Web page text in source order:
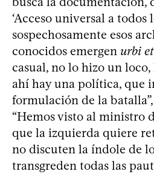
‘Acceso universal a todos
sospechosamente esos
conocidos emergen urbi
casual, no lo hizo un
ahí hay una política, que
formulación de la
“Hemos visto al ministro
que la izquierda quiere
no discuten la índole de
transgreden todas las